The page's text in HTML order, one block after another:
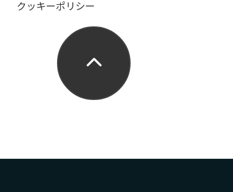
クッキーポリシー